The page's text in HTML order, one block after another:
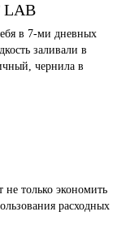
в 7-ми дневных
заливали в
чернила в
только экономить
расходных